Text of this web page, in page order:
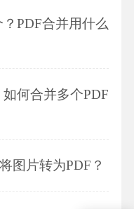
PDF合并用什么
何合并多个PDF
图片转为PDF？